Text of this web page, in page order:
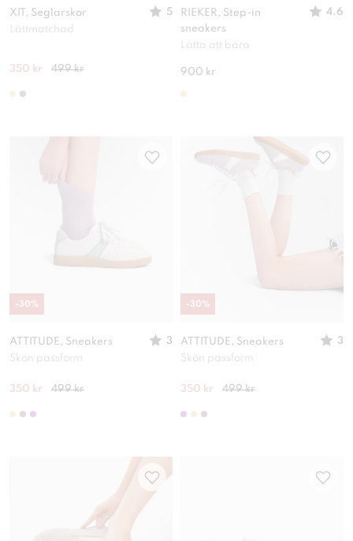
XIT, Seglarskor
5
Lättmatchad
350 kr 499 kr
RIEKER, Step-in
sneakers
4.6
Lätta att bära
900 kr
ATTITUDE, Sneakers
3
Skön passform
350 kr 499 kr
-30%
ATTITUDE, Sneakers
3
Skön passform
350 kr 499 kr
-30%